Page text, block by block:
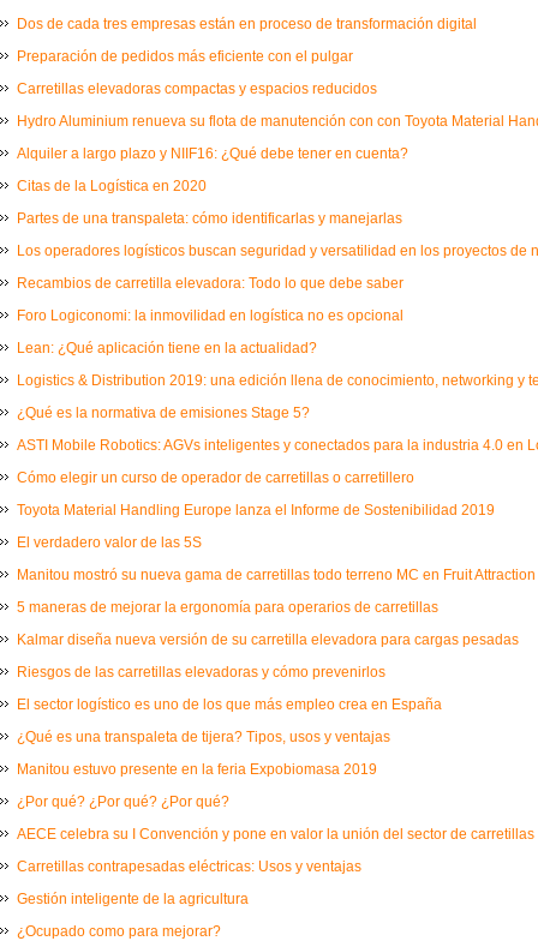
Dos de cada tres empresas están en proceso de transformación digital
Preparación de pedidos más eficiente con el pulgar
Carretillas elevadoras compactas y espacios reducidos
Hydro Aluminium renueva su flota de manutención con con Toyota Material
Alquiler a largo plazo y NIIF16: ¿Qué debe tener en cuenta?
Citas de la Logística en 2020
Partes de una transpaleta: cómo identificarlas y manejarlas
Los operadores logísticos buscan seguridad y versatilidad en los proyectos de
Recambios de carretilla elevadora: Todo lo que debe saber
Foro Logiconomi: la inmovilidad en logística no es opcional
Lean: ¿Qué aplicación tiene en la actualidad?
Logistics & Distribution 2019: una edición llena de conocimiento, networking y
¿Qué es la normativa de emisiones Stage 5?
ASTI Mobile Robotics: AGVs inteligentes y conectados para la industria 4.0 en
Cómo elegir un curso de operador de carretillas o carretillero
Toyota Material Handling Europe lanza el Informe de Sostenibilidad 2019
El verdadero valor de las 5S
Manitou mostró su nueva gama de carretillas todo terreno MC en Fruit Attraction
5 maneras de mejorar la ergonomía para operarios de carretillas
Kalmar diseña nueva versión de su carretilla elevadora para cargas pesadas
Riesgos de las carretillas elevadoras y cómo prevenirlos
El sector logístico es uno de los que más empleo crea en España
¿Qué es una transpaleta de tijera? Tipos, usos y ventajas
Manitou estuvo presente en la feria Expobiomasa 2019
¿Por qué? ¿Por qué? ¿Por qué?
AECE celebra su I Convención y pone en valor la unión del sector de carretillas
Carretillas contrapesadas eléctricas: Usos y ventajas
Gestión inteligente de la agricultura
¿Ocupado como para mejorar?